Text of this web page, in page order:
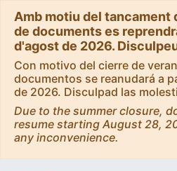
Amb motiu del tancament
de documents es
d'agost de 2026.
Con motivo del cierre de
documentos se reanudará a
de 2026. Disculpad las
Due to the summer closure,
resume starting August 28,
any inconvenience.